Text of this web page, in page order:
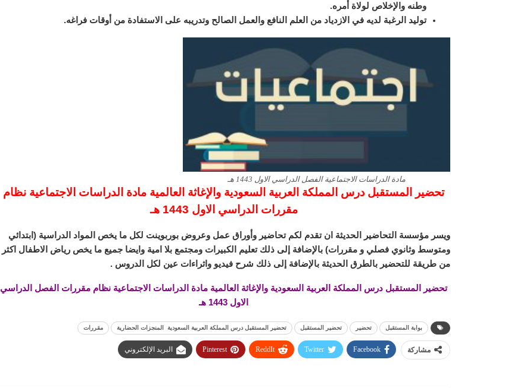
وطنه والإخلاص لولاة أمره.
توليد الرغبة لديه في الازدياد من العلم النافع والعمل الصالح وتدريبه على الاستفادة من أوقات فراغه.
مادة الدراسات الاجتماعية الفصل الدراسي الاول 1443 هـ
تحضير المستقبل درس المملكة العربية السعودية والإغاثة العالمية مادة الدراسات الاجتماعية نظام
مقررات الدراسي الاول 1443 هـ
ويسر مؤسسة التحاضير الحديثة ان تقدم لكم تحاضير وأوراق عمل وعروض بوربوينت لكل ما يخص المواد الدراسية (ابتدائي
ومتوسط وثانوي فصلي و مقررات) بالإضافة إلى ذلك تعليم الكبيرات ومجتمع بلا امية وايضا جميع ما يخص رياض الاطفال اكثر
من طريقة للتحضير بالطرق الحديثة بالإضافة إلى ذلك شرح فيديو واثراءات عين لكل الدروس .
تحضير المستقبل درس المملكة العربية السعودية والإغاثة العالمية مادة الدراسات الاجتماعية نظام مقررات الفصل الدراسي
الاول 1443 هـ
بوابة المستقبل تحضير تحضير المستقبل تحضير المستقبل درس المملكة العربية السعودية المنجزات الحضارية مقررات
مشاركة Facebook
Twitter
ReddIt
Pinterest البريد الإلكتروني